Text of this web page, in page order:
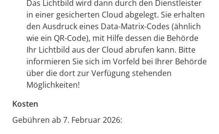
Das Lichtbild wird dann durch den Dienstleister
in einer gesicherten Cloud abgelegt. Sie erhalten
den Ausdruck eines Data-Matrix-Codes (ähnlich
wie ein QR-Code), mit Hilfe dessen die Behörde
Ihr Lichtbild aus der Cloud abrufen kann. Bitte
informieren Sie sich im Vorfeld bei Ihrer Behörde
über die dort zur Verfügung stehenden
Möglichkeiten!
Kosten
Gebühren ab 7. Februar 2026: